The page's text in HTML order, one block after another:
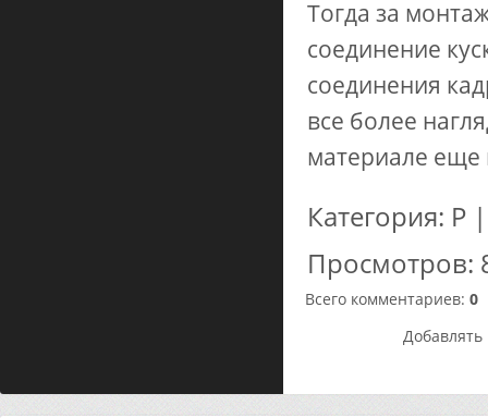
Тогда за
соединение
соединения
все более
материале еще
Категория: Р
Просмотров:
Всего комментариев: 0
Добавлять